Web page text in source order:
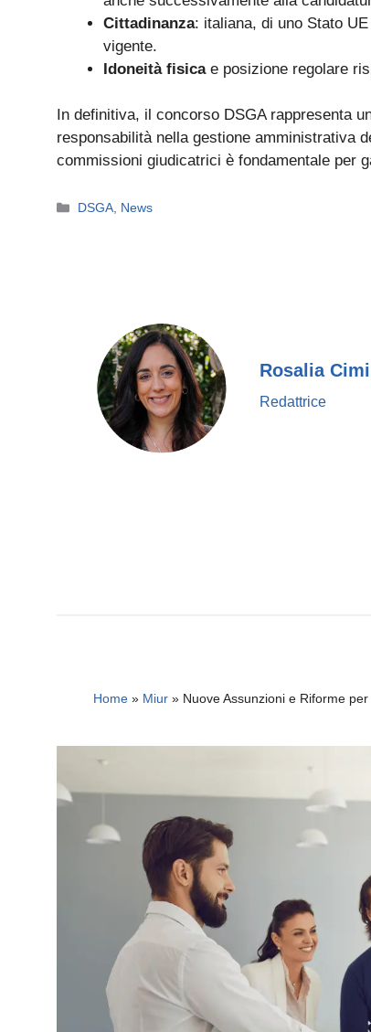
Cittadinanza: italiana, di uno Stato
vigente.
Idoneità fisicae posizione regolare
In definitiva, il concorso DSGA rappresenta
responsabilità nella gestione amministrativa
commissioni giudicatrici è fondamentale per
Categorie
DSGA, News
Rosalia
Redattrice
Home » Miur » Nuove Assunzioni e Riforme